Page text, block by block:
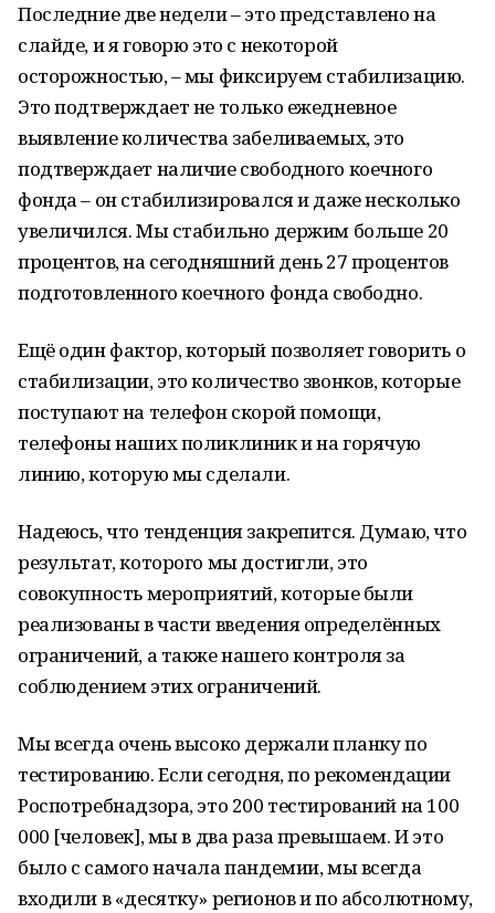
Последние две недели – это представлено на
слайде, и я говорю это с некоторой
осторожностью, – мы фиксируем стабилизацию.
Это подтверждает не только ежедневное
выявление количества забеливаемых, это
подтверждает наличие свободного коечного
фонда – он стабилизировался и даже несколько
увеличился. Мы стабильно держим больше 20
процентов, на сегодняшний день 27 процентов
подготовленного коечного фонда свободно.
Ещё один фактор, который позволяет говорить о
стабилизации, это количество звонков, которые
поступают на телефон скорой помощи,
телефоны наших поликлиник и на горячую
линию, которую мы сделали.
Надеюсь, что тенденция закрепится. Думаю, что
результат, которого мы достигли, это
совокупность мероприятий, которые были
реализованы в части введения определённых
ограничений, а также нашего контроля за
соблюдением этих ограничений.
Мы всегда очень высоко держали планку по
тестированию. Если сегодня, по рекомендации
Роспотребнадзора, это 200 тестирований на 100
000 [человек], мы в два раза превышаем. И это
было с самого начала пандемии, мы всегда
входили в «десятку» регионов и по абсолютному,